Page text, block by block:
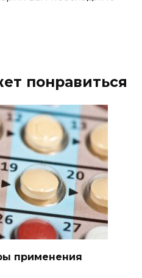
понравиться
применения